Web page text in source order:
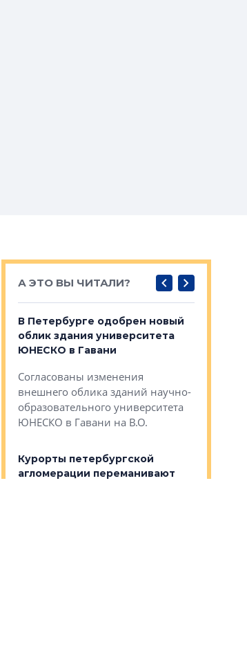
А ЭТО ВЫ ЧИТАЛИ?
В Петербурге одобрен новый
облик здания университета
ЮНЕСКО в Гавани
Согласованы изменения
внешнего облика зданий научно-
образовательного университета
ЮНЕСКО в Гавани на В.О.
Курорты петербургской
агломерации переманивают